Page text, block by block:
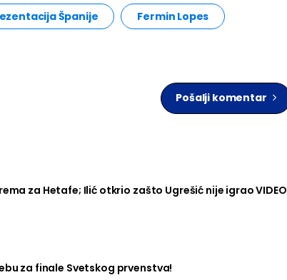
Španije Fermin Lopes
Pošalji komentar
za Hetafe; Ilić otkrio zašto Ugrešić nije igrao VIDEO
za finale Svetskog prvenstva!